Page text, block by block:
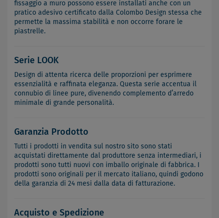
fissaggio a muro possono essere installati anche con un
pratico adesivo certificato dalla Colombo Design stessa che
permette la massima stabilità e non occorre forare le
piastrelle.
Serie LOOK
Design di attenta ricerca delle proporzioni per esprimere
essenzialità e raffinata eleganza. Questa serie accentua il
connubio di linee pure, divenendo complemento d’arredo
minimale di grande personalità.
Garanzia Prodotto
Tutti i prodotti in vendita sul nostro sito sono stati
acquistati direttamente dal produttore senza intermediari, i
prodotti sono tutti nuovi con imballo originale di fabbrica. I
prodotti sono originali per il mercato italiano, quindi godono
della garanzia di 24 mesi dalla data di fatturazione.
Acquisto e Spedizione